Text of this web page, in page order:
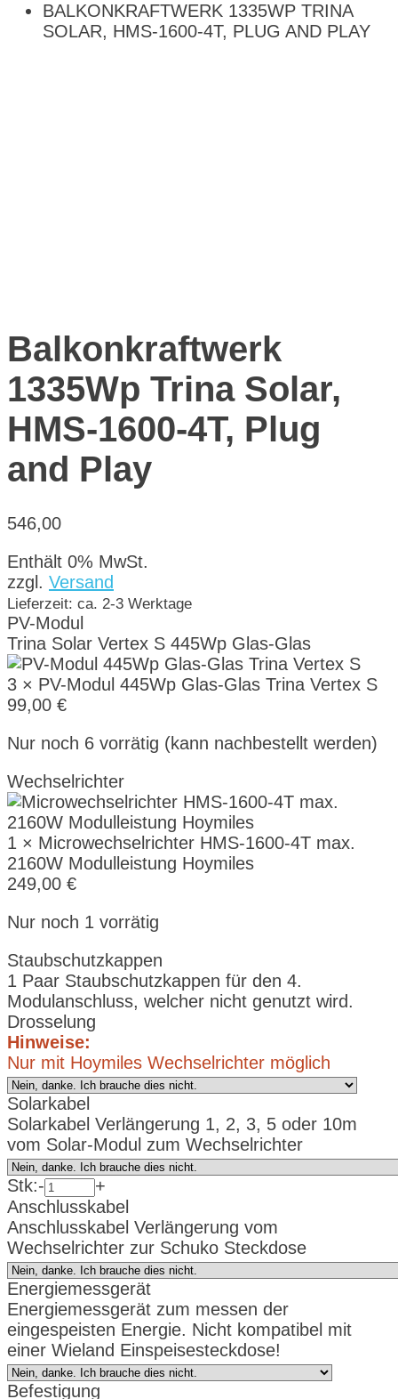
BALKONKRAFTWERK 1335WP TRINA
SOLAR, HMS-1600-4T, PLUG AND PLAY
Balkonkraftwerk
1335Wp Trina Solar,
HMS-1600-4T, Plug
and Play
546,00
Enthält 0% MwSt.
zzgl. Versand
Lieferzeit: ca. 2-3 Werktage
PV-Modul
Trina Solar Vertex S 445Wp Glas-Glas
3 × PV-Modul 445Wp Glas-Glas Trina Vertex S
99,00 €
Nur noch 6 vorrätig (kann nachbestellt werden)
Wechselrichter
1 × Microwechselrichter HMS-1600-4T max.
2160W Modulleistung Hoymiles
249,00 €
Nur noch 1 vorrätig
Staubschutzkappen
1 Paar Staubschutzkappen für den 4.
Modulanschluss, welcher nicht genutzt wird.
Drosselung
Hinweise:
Nur mit Hoymiles Wechselrichter möglich
Solarkabel
Solarkabel Verlängerung 1, 2, 3, 5 oder 10m
vom Solar-Modul zum Wechselrichter
Stk:-
+
Anschlusskabel
Anschlusskabel Verlängerung vom
Wechselrichter zur Schuko Steckdose
Energiemessgerät
Energiemessgerät zum messen der
eingespeisten Energie. Nicht kompatibel mit
einer Wieland Einspeisesteckdose!
Befestigung